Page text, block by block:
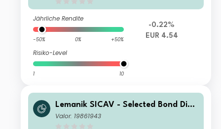
Jährliche Rendite
-50% 0% +50%
Risiko-Level
1 10
-0.22%
EUR 4.54
Lemanik SICAV - Selected Bond Distr
ibution Institutional EUR
Valor: 19861943